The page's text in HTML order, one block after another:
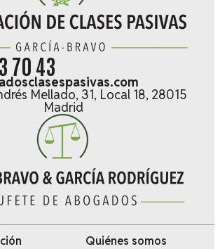
70 43
Mellado, 31, Local 18, 28015
Madrid
Quiénes somos